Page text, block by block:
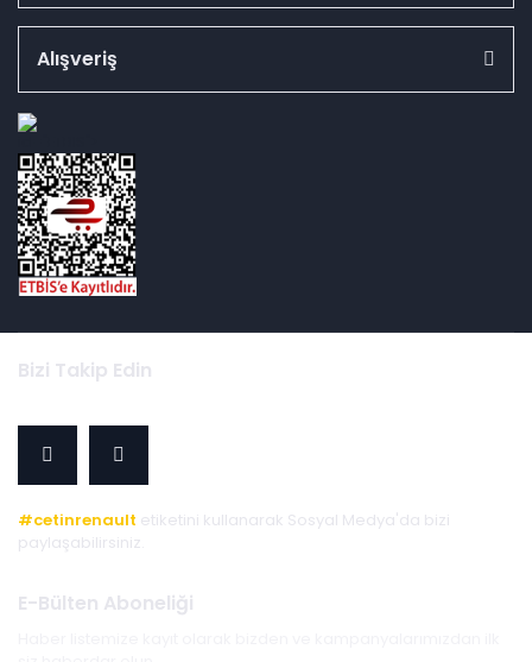
Alışveriş
Bizi Takip Edin
#cetinrenault etiketini kullanarak Sosyal Medya'da bizi
paylaşabilirsiniz.
E-Bülten Aboneliği